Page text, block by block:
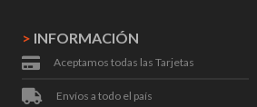
> INFORMACIÓN
Aceptamos todas las Tarjetas
Envíos a todo el país